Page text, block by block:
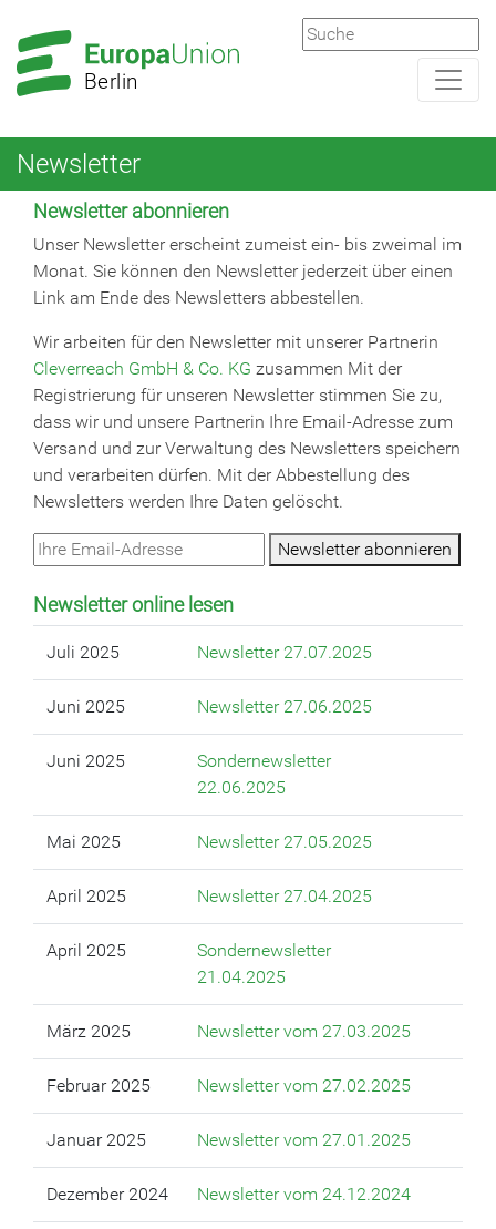
Hauptnavigation
Hauptbereich
Berlin
Newsletter
Newsletter abonnieren
Unser Newsletter erscheint zumeist ein- bis zweimal im
Monat. Sie können den Newsletter jederzeit über einen
Link am Ende des Newsletters abbestellen.
Wir arbeiten für den Newsletter mit unserer Partnerin
Cleverreach GmbH & Co. KG zusammen Mit der
Registrierung für unseren Newsletter stimmen Sie zu,
dass wir und unsere Partnerin Ihre Email-Adresse zum
Versand und zur Verwaltung des Newsletters speichern
und verarbeiten dürfen. Mit der Abbestellung des
Newsletters werden Ihre Daten gelöscht.
Newsletter abonnieren
Newsletter online lesen
Juli 2025 Newsletter 27.07.2025
Juni 2025 Newsletter 27.06.2025
Juni 2025
Sondernewsletter
22.06.2025
Mai 2025 Newsletter 27.05.2025
April 2025 Newsletter 27.04.2025
April 2025
Sondernewsletter
21.04.2025
März 2025 Newsletter vom 27.03.2025
Februar 2025 Newsletter vom 27.02.2025
Januar 2025 Newsletter vom 27.01.2025
Dezember 2024 Newsletter vom 24.12.2024